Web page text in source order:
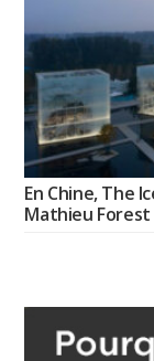
En Chine, The
Mathieu Forest